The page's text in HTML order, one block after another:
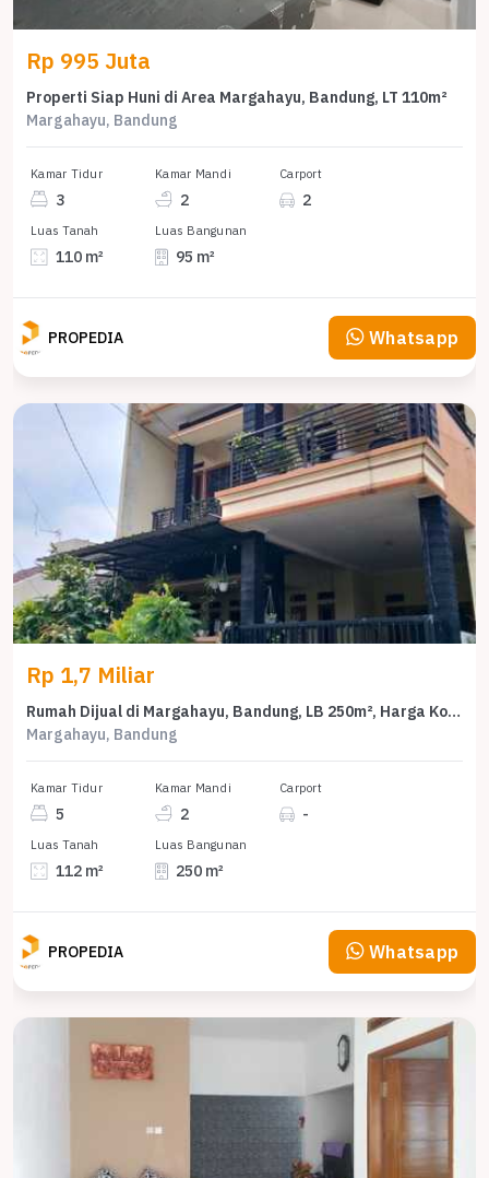
Rp 995 Juta
Properti Siap Huni di Area Margahayu, Bandung, LT 110m²
Margahayu, Bandung
Kamar Tidur
3
Kamar Mandi
2
Carport
2
Luas Tanah
110 m²
Luas Bangunan
95 m²
PROPEDIA Whatsapp
Rp 1,7 Miliar
Rumah Dijual di Margahayu, Bandung, LB 250m², Harga Kompetitif!
Margahayu, Bandung
Kamar Tidur
5
Kamar Mandi
2
Carport
-
Luas Tanah
112 m²
Luas Bangunan
250 m²
PROPEDIA Whatsapp